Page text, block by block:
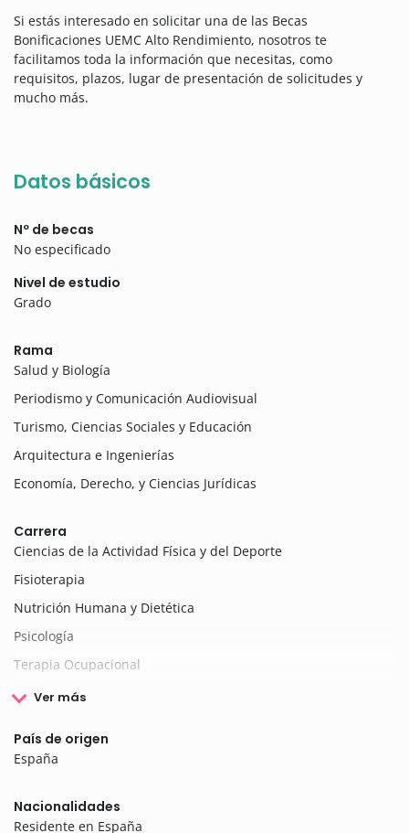
Si estás interesado en solicitar una de las Becas
Bonificaciones UEMC Alto Rendimiento, nosotros te
facilitamos toda la información que necesitas, como
requisitos, plazos, lugar de presentación de solicitudes y
mucho más.
Datos básicos
Nº de becas
No especificado
Nivel de estudio
Grado
Rama
Salud y Biología
Periodismo y Comunicación Audiovisual
Turismo, Ciencias Sociales y Educación
Arquitectura e Ingenierías
Economía, Derecho, y Ciencias Jurídicas
Carrera
Ciencias de la Actividad Física y del Deporte
Fisioterapia
Nutrición Humana y Dietética
Psicología
Terapia Ocupacional
Ver más
País de origen
España
Nacionalidades
Residente en España